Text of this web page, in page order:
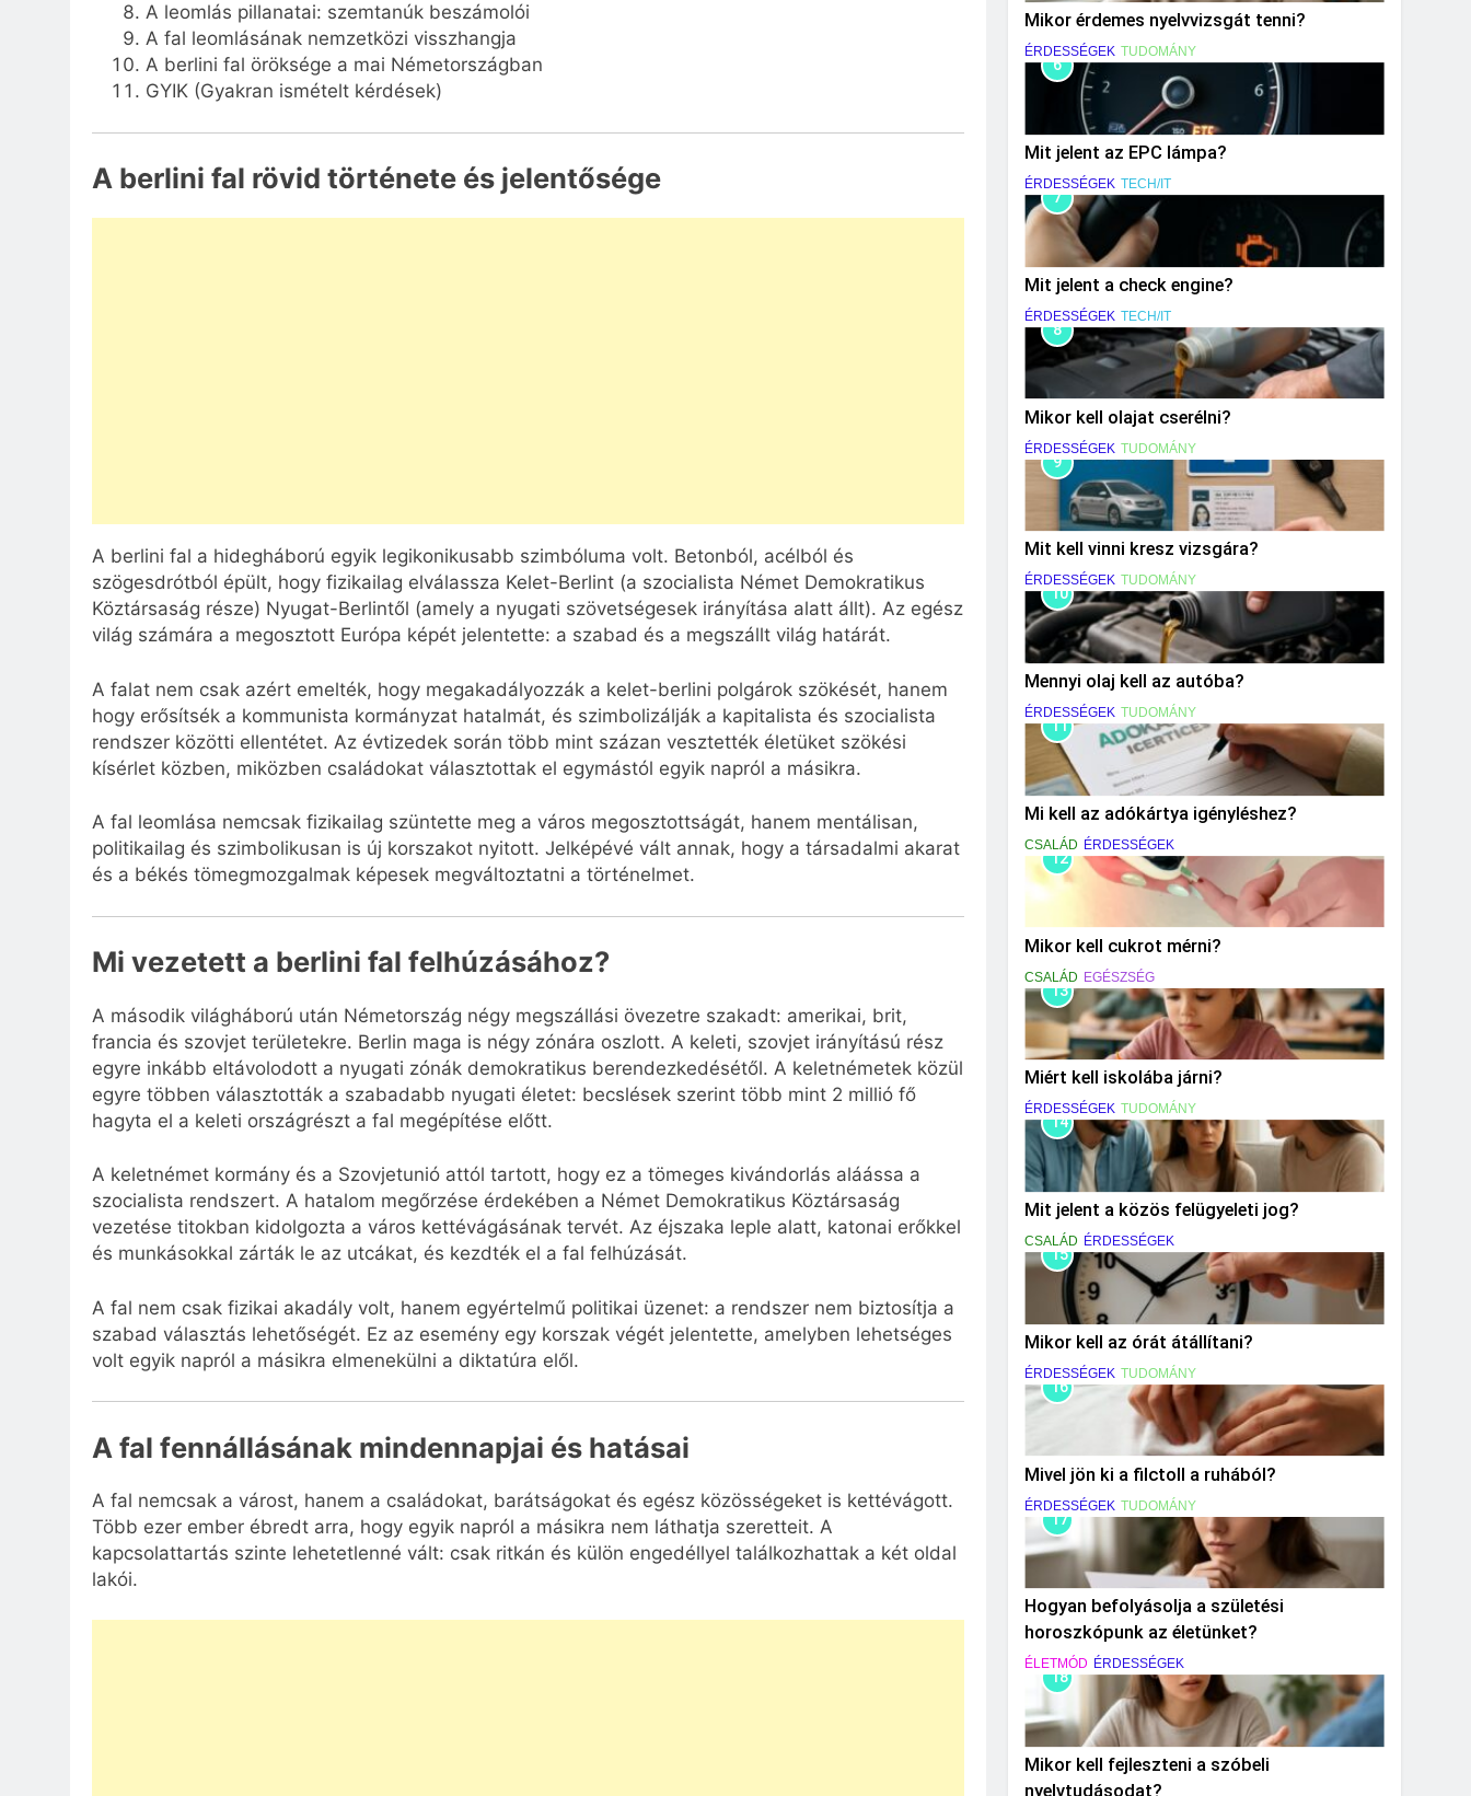
A leomlás pillanatai: szemtanúk beszámolói
A fal leomlásának nemzetközi visszhangja
A berlini fal öröksége a mai Németországban
GYIK (Gyakran ismételt kérdések)
A berlini fal rövid története és jelentősége
A berlini fal a hidegháború egyik legikonikusabb szimbóluma volt. Betonból, acélból és
szögesdrótból épült, hogy fizikailag elválassza Kelet-Berlint (a szocialista Német Demokratikus
Köztársaság része) Nyugat-Berlintől (amely a nyugati szövetségesek irányítása alatt állt). Az egész
világ számára a megosztott Európa képét jelentette: a szabad és a megszállt világ határát.
A falat nem csak azért emelték, hogy megakadályozzák a kelet-berlini polgárok szökését, hanem
hogy erősítsék a kommunista kormányzat hatalmát, és szimbolizálják a kapitalista és szocialista
rendszer közötti ellentétet. Az évtizedek során több mint százan vesztették életüket szökési
kísérlet közben, miközben családokat választottak el egymástól egyik napról a másikra.
A fal leomlása nemcsak fizikailag szüntette meg a város megosztottságát, hanem mentálisan,
politikailag és szimbolikusan is új korszakot nyitott. Jelképévé vált annak, hogy a társadalmi akarat
és a békés tömegmozgalmak képesek megváltoztatni a történelmet.
Mi vezetett a berlini fal felhúzásához?
A második világháború után Németország négy megszállási övezetre szakadt: amerikai, brit,
francia és szovjet területekre. Berlin maga is négy zónára oszlott. A keleti, szovjet irányítású rész
egyre inkább eltávolodott a nyugati zónák demokratikus berendezkedésétől. A keletnémetek közül
egyre többen választották a szabadabb nyugati életet: becslések szerint több mint 2 millió fő
hagyta el a keleti országrészt a fal megépítése előtt.
A keletnémet kormány és a Szovjetunió attól tartott, hogy ez a tömeges kivándorlás aláássa a
szocialista rendszert. A hatalom megőrzése érdekében a Német Demokratikus Köztársaság
vezetése titokban kidolgozta a város kettévágásának tervét. Az éjszaka leple alatt, katonai erőkkel
és munkásokkal zárták le az utcákat, és kezdték el a fal felhúzását.
A fal nem csak fizikai akadály volt, hanem egyértelmű politikai üzenet: a rendszer nem biztosítja a
szabad választás lehetőségét. Ez az esemény egy korszak végét jelentette, amelyben lehetséges
volt egyik napról a másikra elmenekülni a diktatúra elől.
A fal fennállásának mindennapjai és hatásai
A fal nemcsak a várost, hanem a családokat, barátságokat és egész közösségeket is kettévágott.
Több ezer ember ébredt arra, hogy egyik napról a másikra nem láthatja szeretteit. A
kapcsolattartás szinte lehetetlenné vált: csak ritkán és külön engedéllyel találkozhattak a két oldal
lakói.
Mikor érdemes nyelvvizsgát tenni?
ÉRDESSÉGEK TUDOMÁNY
6
Mit jelent az EPC lámpa?
ÉRDESSÉGEK TECH/IT
7
Mit jelent a check engine?
ÉRDESSÉGEK TECH/IT
8
Mikor kell olajat cserélni?
ÉRDESSÉGEK TUDOMÁNY
9
Mit kell vinni kresz vizsgára?
ÉRDESSÉGEK TUDOMÁNY
10
Mennyi olaj kell az autóba?
ÉRDESSÉGEK TUDOMÁNY
11
Mi kell az adókártya igényléshez?
CSALÁD ÉRDESSÉGEK
12
Mikor kell cukrot mérni?
CSALÁD EGÉSZSÉG
13
Miért kell iskolába járni?
ÉRDESSÉGEK TUDOMÁNY
14
Mit jelent a közös felügyeleti jog?
CSALÁD ÉRDESSÉGEK
15
Mikor kell az órát átállítani?
ÉRDESSÉGEK TUDOMÁNY
16
Mivel jön ki a filctoll a ruhából?
ÉRDESSÉGEK TUDOMÁNY
17
Hogyan befolyásolja a születési
horoszkópunk az életünket?
ÉLETMÓD ÉRDESSÉGEK
18
Mikor kell fejleszteni a szóbeli
nyelvtudásodat?